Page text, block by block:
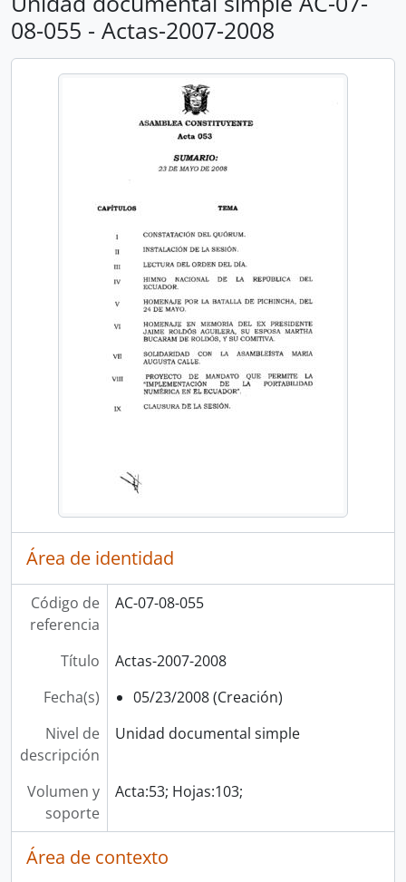
08-055 - Actas-2007-2008
Área de identidad
Código de
referencia
AC-07-08-055
Título
Actas-2007-2008
Fecha(s)
05/23/2008 (Creación)
Nivel de
descripción
Unidad documental simple
Volumen y
soporte
Acta:53; Hojas:103;
Área de contexto